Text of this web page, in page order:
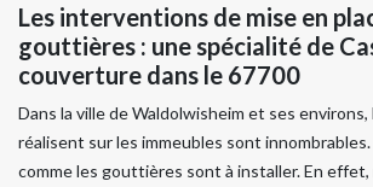
Les interventions de mise en
gouttières : une spécialité de
couverture dans le 67700
Dans la ville de Waldolwisheim et ses
réalisent sur les immeubles sont
comme les gouttières sont à installer. En